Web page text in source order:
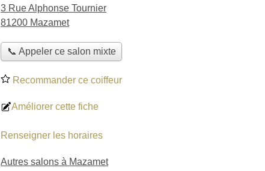
3 Rue Alphonse Tournier
81200 Mazamet
📞 Appeler ce salon mixte
Recommander ce coiffeur
Améliorer cette fiche
Renseigner les horaires
Autres salons à Mazamet